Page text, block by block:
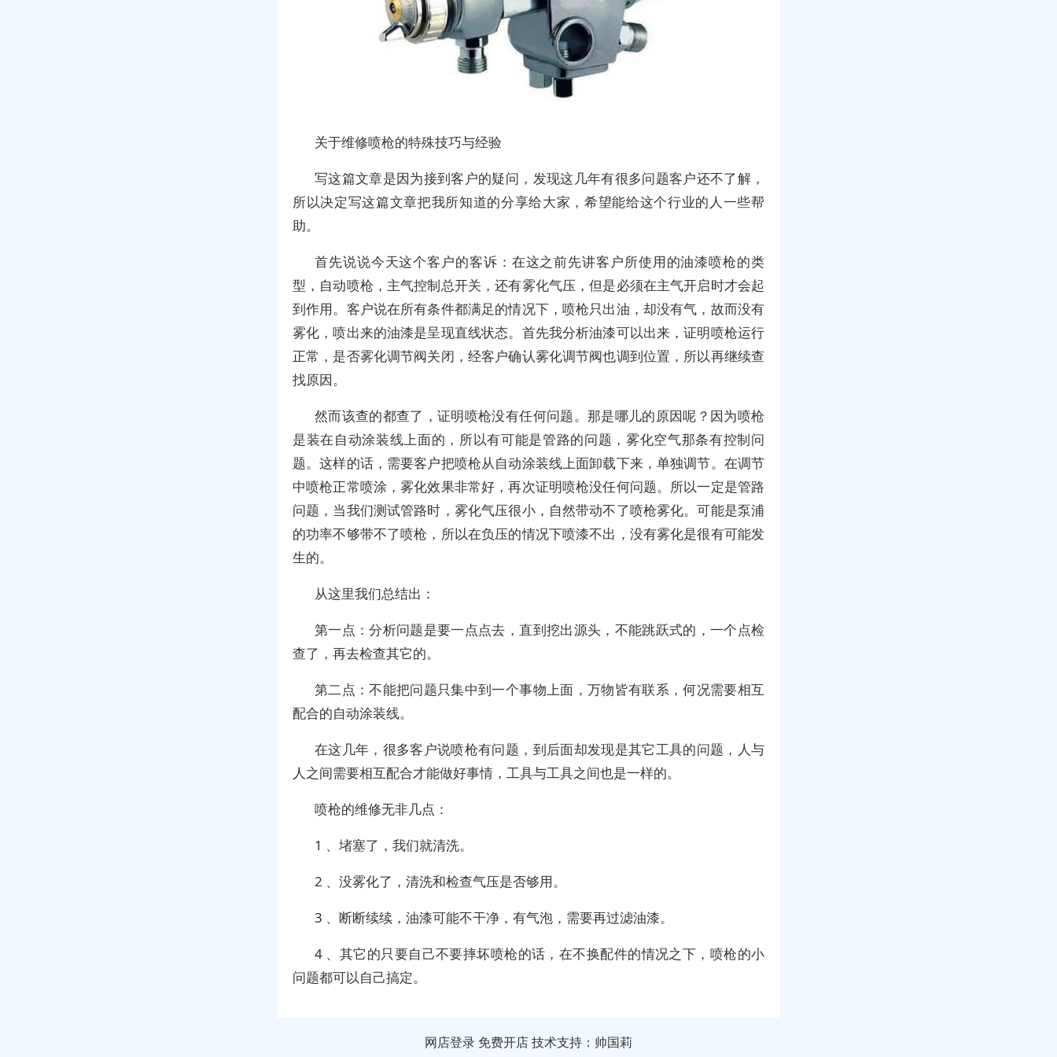
关于维修喷枪的特殊技巧与经验
写这篇文章是因为接到客户的疑问，发现这几年有很多问题客户还不了解，
所以决定写这篇文章把我所知道的分享给大家，希望能给这个行业的人一些帮
助。
首先说说今天这个客户的客诉：在这之前先讲客户所使用的油漆喷枪的类
型，自动喷枪，主气控制总开关，还有雾化气压，但是必须在主气开启时才会起
到作用。客户说在所有条件都满足的情况下，喷枪只出油，却没有气，故而没有
雾化，喷出来的油漆是呈现直线状态。首先我分析油漆可以出来，证明喷枪运行
正常，是否雾化调节阀关闭，经客户确认雾化调节阀也调到位置，所以再继续查
找原因。
然而该查的都查了，证明喷枪没有任何问题。那是哪儿的原因呢？因为喷枪
是装在自动涂装线上面的，所以有可能是管路的问题，雾化空气那条有控制问
题。这样的话，需要客户把喷枪从自动涂装线上面卸载下来，单独调节。在调节
中喷枪正常喷涂，雾化效果非常好，再次证明喷枪没任何问题。所以一定是管路
问题，当我们测试管路时，雾化气压很小，自然带动不了喷枪雾化。可能是泵浦
的功率不够带不了喷枪，所以在负压的情况下喷漆不出，没有雾化是很有可能发
生的。
从这里我们总结出：
第一点：分析问题是要一点点去，直到挖出源头，不能跳跃式的，一个点检
查了，再去检查其它的。
第二点：不能把问题只集中到一个事物上面，万物皆有联系，何况需要相互
配合的自动涂装线。
在这几年，很多客户说喷枪有问题，到后面却发现是其它工具的问题，人与
人之间需要相互配合才能做好事情，工具与工具之间也是一样的。
喷枪的维修无非几点：
1 、堵塞了，我们就清洗。
2 、没雾化了，清洗和检查气压是否够用。
3 、断断续续，油漆可能不干净，有气泡，需要再过滤油漆。
4 、其它的只要自己不要摔坏喷枪的话，在不换配件的情况之下，喷枪的小
问题都可以自己搞定。
网店登录 免费开店技术支持：帅国莉